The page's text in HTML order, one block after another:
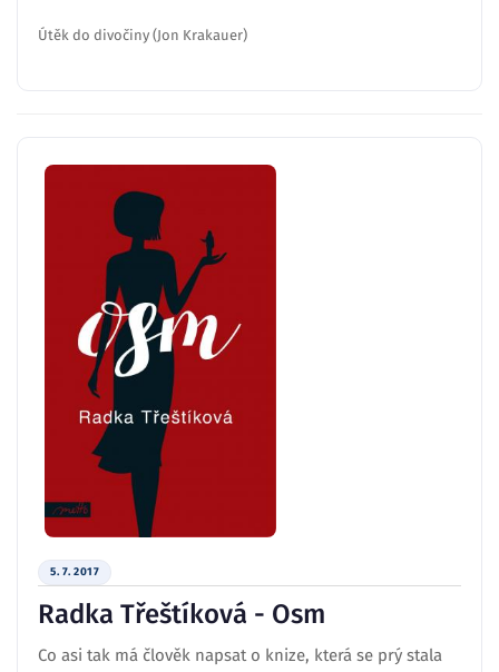
Útěk do divočiny (Jon Krakauer)
5. 7. 2017
Radka Třeštíková - Osm
Co asi tak má člověk napsat o knize, která se prý stala